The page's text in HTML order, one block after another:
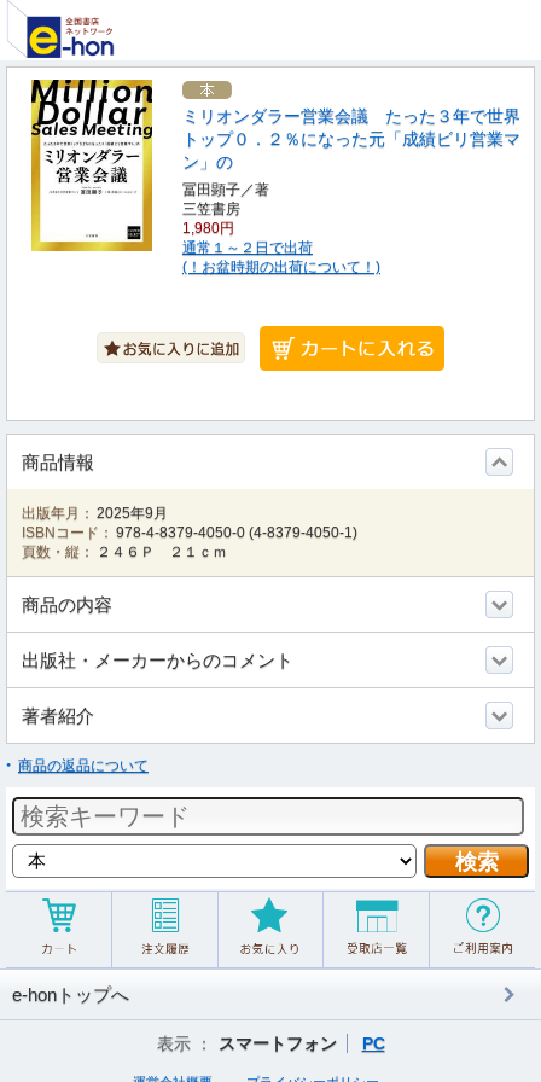
ミリオンダラー営業会議 たった３年で世界
トップ０．２％になった元「成績ビリ営業マ
ン」の
冨田顕子／著
三笠書房
1,980円
通常１～２日で出荷
(！お盆時期の出荷について！)
商品情報
出版年月： 2025年9月
ISBNコード： 978-4-8379-4050-0 (4-8379-4050-1)
頁数・縦：
２４６Ｐ ２１ｃｍ
商品の内容
出版社・メーカーからのコメント
著者紹介
商品の返品について
e-honトップへ
表示 ： スマートフォン PC